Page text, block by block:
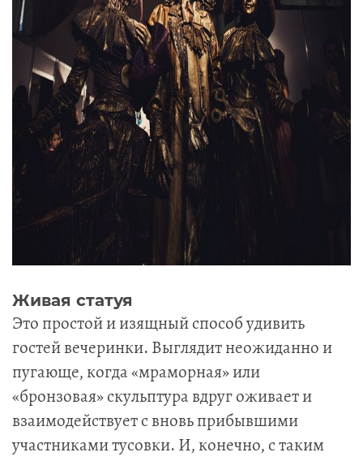
Живая статуя
Это простой и изящный способ удивить
гостей вечеринки. Выглядит неожиданно и
пугающе, когда «мраморная» или
«бронзовая» скульптура вдруг оживает и
взаимодействует с вновь прибывшими
участниками тусовки. И, конечно, с таким